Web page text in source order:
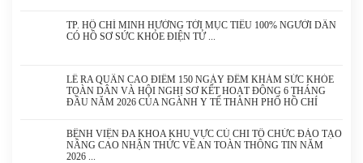
TP. HỒ CHÍ MINH HƯỚNG TỚI MỤC TIÊU 100% NGƯỜI DÂN
CÓ HỒ SƠ SỨC KHỎE ĐIỆN TỬ
LỄ RA QUÂN CAO ĐIỂM 150 NGÀY ĐÊM KHÁM SỨC KHỎE
TOÀN DÂN VÀ HỘI NGHỊ SƠ KẾT HOẠT ĐỘNG 6 THÁNG
ĐẦU NĂM 2026 CỦA NGÀNH Y TẾ THÀNH PHỐ HỒ CHÍ
BỆNH VIỆN ĐA KHOA KHU VỰC CỦ CHI TỔ CHỨC ĐÀO TẠO
NÂNG CAO NHẬN THỨC VỀ AN TOÀN THÔNG TIN NĂM
2026